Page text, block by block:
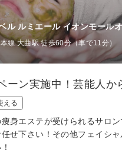
ル ルミエール イオンモール
線 大曲駅 徒歩60分（車で11分）
ン実施中！芸能人か
える
身エステが受けられるサロ
せ下さい！その他フェイシ